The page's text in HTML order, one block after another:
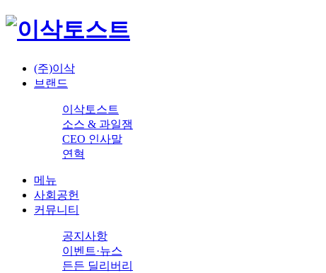
(주)이삭
브랜드
이삭토스트
소스 & 과일잼
CEO 인사말
연혁
메뉴
사회공헌
커뮤니티
공지사항
이벤트·뉴스
든든 딜리버리